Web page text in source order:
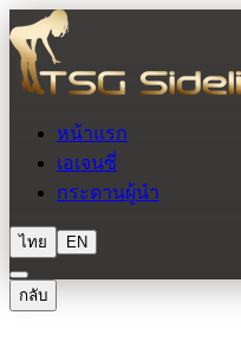
หน้าแรก
เอเจนซี่
กระดานผู้นำ
ไทย EN
กลับ